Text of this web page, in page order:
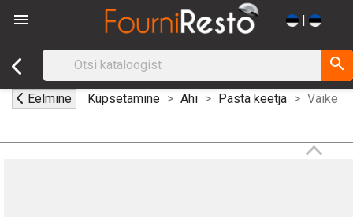
 |
search
Eelmine Küpsetamine Ahi Pasta keetja Väike